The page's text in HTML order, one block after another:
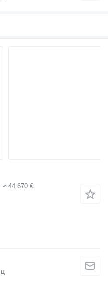
≈ 44 670 €